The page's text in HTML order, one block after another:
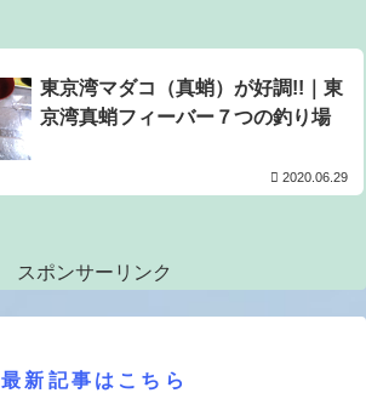
東京湾マダコ（真蛸）が好調!!｜東
京湾真蛸フィーバー７つの釣り場
2020.06.29
スポンサーリンク
最新記事はこちら